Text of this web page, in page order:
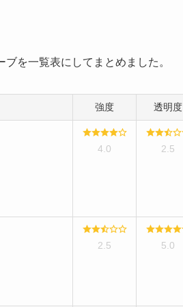
を一覧表にしてまとめました。
強度 透明度
4.0 2.5
2.5 5.0